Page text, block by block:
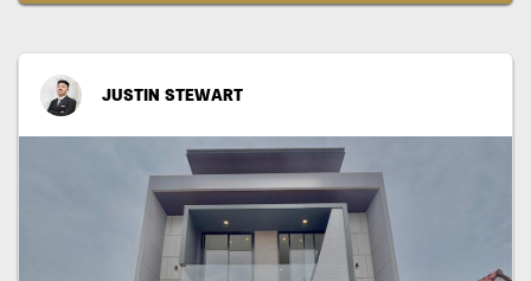
JUSTIN STEWART